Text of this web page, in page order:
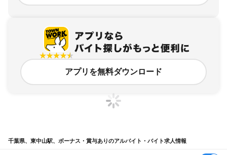
アプリを無料ダウンロード
千葉県、東中山駅、ボーナス・賞与ありのアルバイト・バイト求人情報